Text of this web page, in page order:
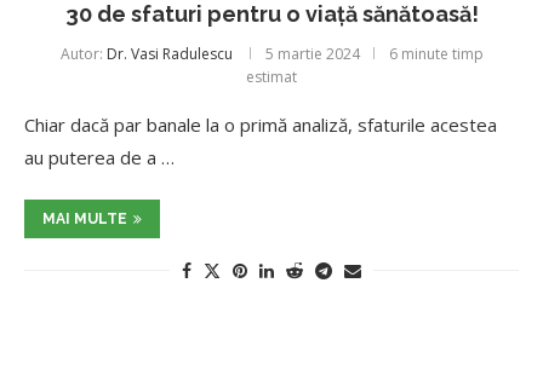
30 de sfaturi pentru o viață sănătoasă!
Autor: Dr. Vasi Radulescu 5 martie 2024
6 minute timp
estimat
Chiar dacă par banale la o primă analiză, sfaturile acestea
au puterea de a …
MAI MULTE